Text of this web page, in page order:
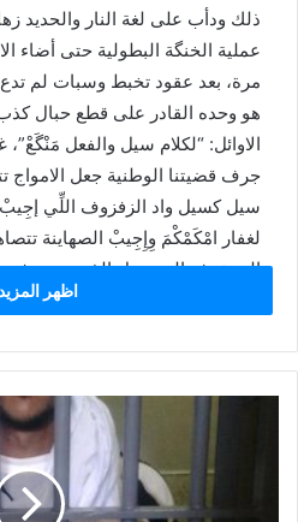
l
ذلك ودأب على لغة النار والحديد
عملية الخنگة البطولية حتى أضاء
مرة، بعد عقود تخبط وسبات لم
هو وحده القادر على قطع حبال
الاوائل: “لكلام سيل والفعل
جرف قضيتنا الوطنية جعل الامواج
سيل كسيل واد الزفزوف اللِّي
لغفار امْكَمْكْمَ وِإِجِيبْ الصهاينة
المزخرف المعسول الذي يصب في
بما فيها من الغير والخير الكاذب،
ماء و”يَتَگَهَّمْ” به تمهيدا لاغبارنا
الغزاة واعوانهم في نهاية
مقولة اسلافنا التي توحي بان
شبرا من الحديد فقد ظلم نفسه” .
اظهر